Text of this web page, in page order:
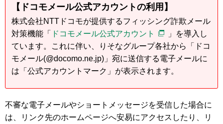
【ドコモメール公式アカウントの利用】
株式会社NTTドコモが提供するフィッシング詐欺メール
対策機能「
ドコモメール公式アカウント
」を導入し
ています。これに伴い、りそなグループ各社から「ドコ
モメール(@docomo.ne.jp)」宛に送信する電子メールに
は「公式アカウントマーク」が表示されます。
不審な電子メールやショートメッセージを受信した場合に
は、リンク先のホームページへ安易にアクセスしたり、リ